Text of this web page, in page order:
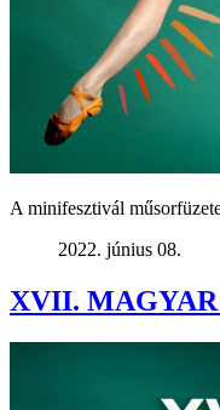
A minifesztivál
2022. június 08.
XVII. MAGYAR